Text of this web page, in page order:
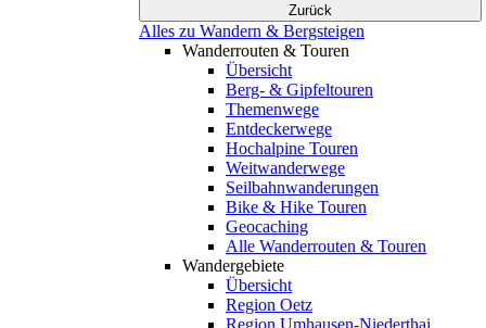
Zurück
Alles zu Wandern & Bergsteigen
Wanderrouten & Touren
Übersicht
Berg- & Gipfeltouren
Themenwege
Entdeckerwege
Hochalpine Touren
Weitwanderwege
Seilbahnwanderungen
Bike & Hike Touren
Geocaching
Alle Wanderrouten & Touren
Wandergebiete
Übersicht
Region Oetz
Region Umhausen-Niederthai